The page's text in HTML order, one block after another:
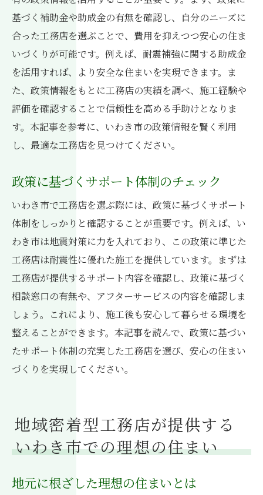
基づく補助金や助成金の有無を確認し、自分のニーズに
合った工務店を選ぶことで、費用を抑えつつ安心の住ま
いづくりが可能です。例えば、耐震補強に関する助成金
を活用すれば、より安全な住まいを実現できます。ま
た、政策情報をもとに工務店の実績を調べ、施工経験や
評価を確認することで信頼性を高める手助けとなりま
す。本記事を参考に、いわき市の政策情報を賢く利用
し、最適な工務店を見つけてください。
政策に基づくサポート体制のチェック
いわき市で工務店を選ぶ際には、政策に基づくサポート
体制をしっかりと確認することが重要です。例えば、い
わき市は地震対策に力を入れており、この政策に準じた
工務店は耐震性に優れた施工を提供しています。まずは
工務店が提供するサポート内容を確認し、政策に基づく
相談窓口の有無や、アフターサービスの内容を確認しま
しょう。これにより、施工後も安心して暮らせる環境を
整えることができます。本記事を読んで、政策に基づい
たサポート体制の充実した工務店を選び、安心の住まい
づくりを実現してください。
地域密着型工務店が提供する
いわき市での理想の住まい
地元に根ざした理想の住まいとは